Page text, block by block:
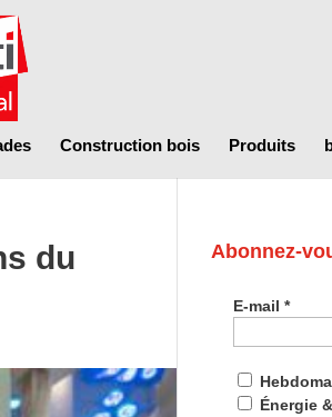
Construction bois Produits
du
Abonnez-
E-mail*
Énergie